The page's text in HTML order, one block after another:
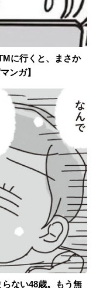
に行くと、まさか
ンガ】
ない48歳。もう無